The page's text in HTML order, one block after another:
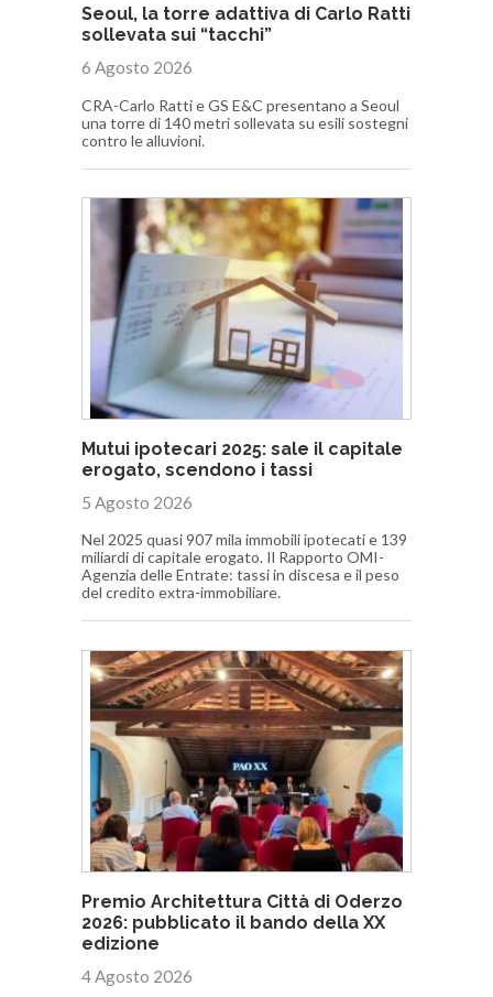
Seoul, la torre adattiva di Carlo Ratti
sollevata sui “tacchi”
6 Agosto 2026
CRA-Carlo Ratti e GS E&C presentano a Seoul
una torre di 140 metri sollevata su esili sostegni
contro le alluvioni.
Mutui ipotecari 2025: sale il capitale
erogato, scendono i tassi
5 Agosto 2026
Nel 2025 quasi 907 mila immobili ipotecati e 139
miliardi di capitale erogato. Il Rapporto OMI-
Agenzia delle Entrate: tassi in discesa e il peso
del credito extra-immobiliare.
Premio Architettura Città di Oderzo
2026: pubblicato il bando della XX
edizione
4 Agosto 2026